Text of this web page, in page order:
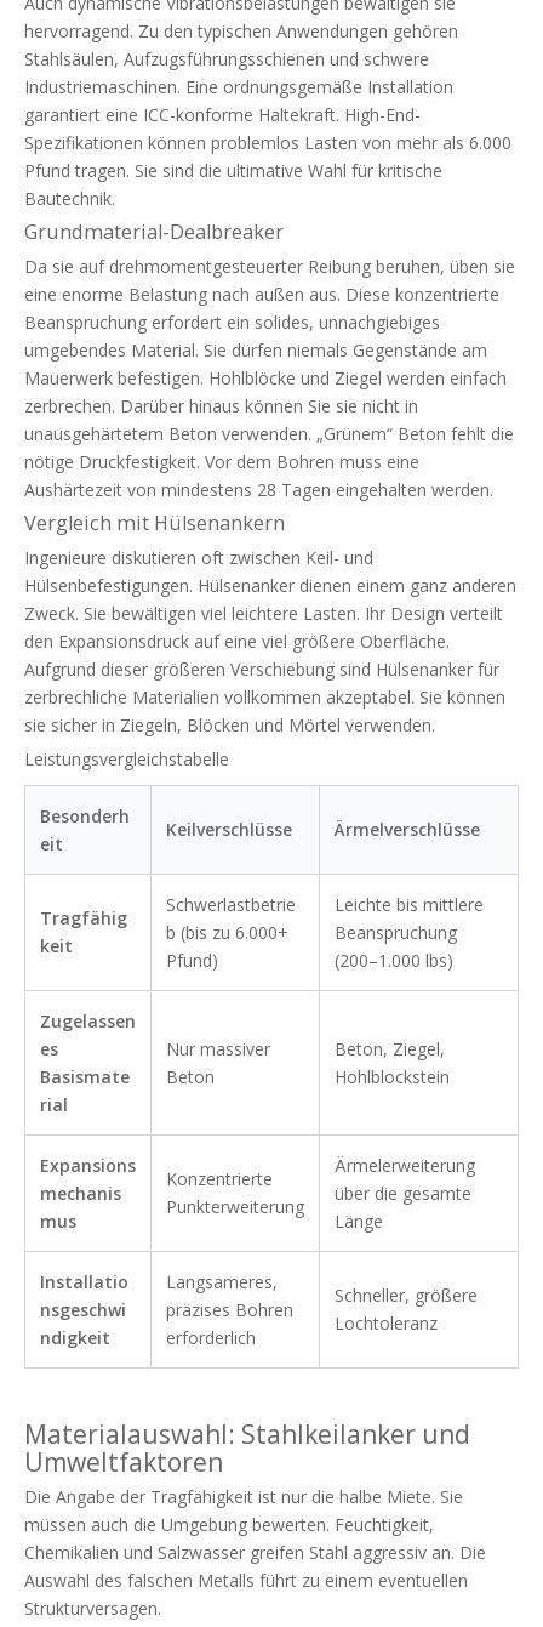
hervorragend. Zu den typischen Anwendungen gehören
Stahlsäulen, Aufzugsführungsschienen und schwere
Industriemaschinen. Eine ordnungsgemäße Installation
garantiert eine ICC-konforme Haltekraft. High-End-
Spezifikationen können problemlos Lasten von mehr als 6.000
Pfund tragen. Sie sind die ultimative Wahl für kritische
Bautechnik.
Grundmaterial-Dealbreaker
Da sie auf drehmomentgesteuerter Reibung beruhen, üben sie
eine enorme Belastung nach außen aus. Diese konzentrierte
Beanspruchung erfordert ein solides, unnachgiebiges
umgebendes Material. Sie dürfen niemals Gegenstände am
Mauerwerk befestigen. Hohlblöcke und Ziegel werden einfach
zerbrechen. Darüber hinaus können Sie sie nicht in
unausgehärtetem Beton verwenden. „Grünem“ Beton fehlt die
nötige Druckfestigkeit. Vor dem Bohren muss eine
Aushärtezeit von mindestens 28 Tagen eingehalten werden.
Vergleich mit Hülsenankern
Ingenieure diskutieren oft zwischen Keil- und
Hülsenbefestigungen. Hülsenanker dienen einem ganz anderen
Zweck. Sie bewältigen viel leichtere Lasten. Ihr Design verteilt
den Expansionsdruck auf eine viel größere Oberfläche.
Aufgrund dieser größeren Verschiebung sind Hülsenanker für
zerbrechliche Materialien vollkommen akzeptabel. Sie können
sie sicher in Ziegeln, Blöcken und Mörtel verwenden.
Leistungsvergleichstabelle
Besonderh
eit
Keilverschlüsse Ärmelverschlüsse
Tragfähig
keit
Schwerlastbetrie
b (bis zu 6.000+
Pfund)
Leichte bis mittlere
Beanspruchung
(200–1.000 lbs)
Zugelassen
es
Basismate
rial
Nur massiver
Beton
Beton, Ziegel,
Hohlblockstein
Expansions
mechanis
mus
Konzentrierte
Punkterweiterung
Ärmelerweiterung
über die gesamte
Länge
Installatio
nsgeschwi
ndigkeit
Langsameres,
präzises Bohren
erforderlich
Schneller, größere
Lochtoleranz
Materialauswahl: Stahlkeilanker und
Umweltfaktoren
Die Angabe der Tragfähigkeit ist nur die halbe Miete. Sie
müssen auch die Umgebung bewerten. Feuchtigkeit,
Chemikalien und Salzwasser greifen Stahl aggressiv an. Die
Auswahl des falschen Metalls führt zu einem eventuellen
Strukturversagen.